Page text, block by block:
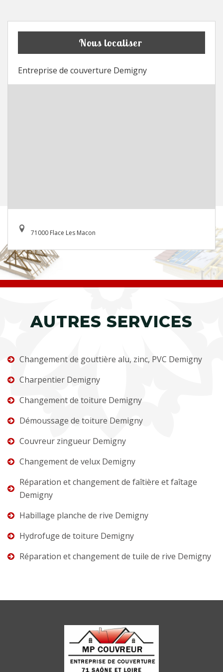
Nous localiser
Entreprise de couverture Demigny
71000 Flace Les Macon
AUTRES SERVICES
Changement de gouttière alu, zinc, PVC Demigny
Charpentier Demigny
Changement de toiture Demigny
Démoussage de toiture Demigny
Couvreur zingueur Demigny
Changement de velux Demigny
Réparation et changement de faîtière et faîtage
Demigny
Habillage planche de rive Demigny
Hydrofuge de toiture Demigny
Réparation et changement de tuile de rive Demigny